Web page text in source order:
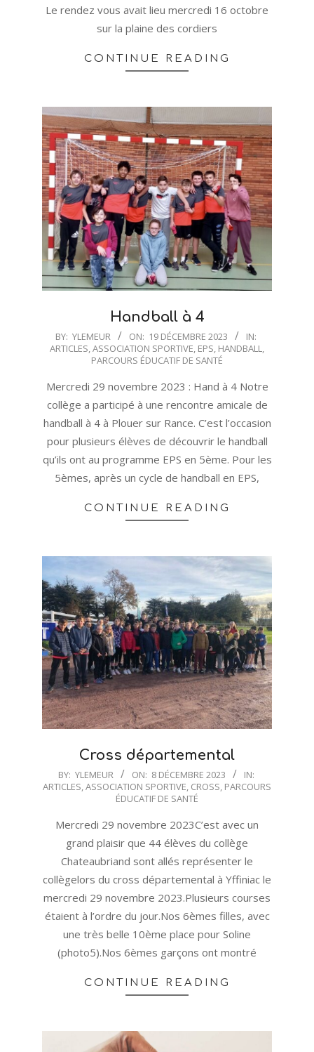
Le rendez vous avait lieu mercredi 16 octobre
sur la plaine des cordiers
CONTINUE READING
Handball à 4
2023-
12-
BY: YLEMEUR ON: 19 DÉCEMBRE 2023
IN:
ARTICLES,ASSOCIATION SPORTIVE, EPS, HANDBALL,
PARCOURS ÉDUCATIF DE SANTÉ
Mercredi 29 novembre 2023 : Hand à 4 Notre
collège a participé à une rencontre amicale de
handball à 4 à Plouer sur Rance. C’est l’occasion
pour plusieurs élèves de découvrir le handball
qu’ils ont au programme EPS en 5ème. Pour les
5èmes, après un cycle de handball en EPS,
CONTINUE READING
Cross départemental
2023-
12-
BY: YLEMEUR ON: 8 DÉCEMBRE 2023
IN:
ARTICLES,ASSOCIATION SPORTIVE, CROSS, PARCOURS
ÉDUCATIF DE SANTÉ
Mercredi 29 novembre 2023C’est avec un
grand plaisir que 44 élèves du collège
Chateaubriand sont allés représenter le
collègelors du cross départemental à Yffiniac le
mercredi 29 novembre 2023.Plusieurs courses
étaient à l’ordre du jour.Nos 6èmes filles, avec
une très belle 10ème place pour Soline
(photo5).Nos 6èmes garçons ont montré
CONTINUE READING